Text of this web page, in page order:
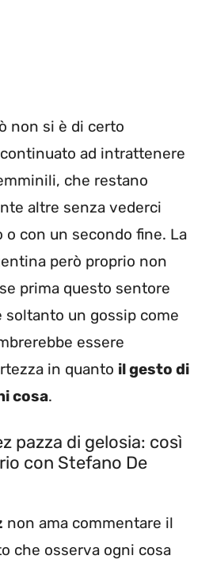
non si è di certo
ad intrattenere
che restano
altre senza vederci
o con un secondo fine. La
però proprio non
prima questo sentore
soltanto un gossip come
essere
in quanto il gesto di
cosa.
pazza di gelosia: così
con Stefano De
non ama commentare il
che osserva ogni cosa